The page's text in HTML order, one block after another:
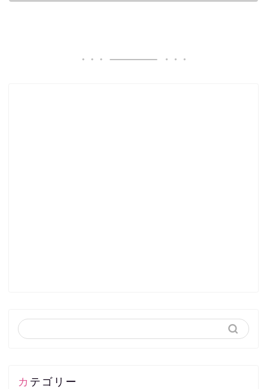
カテゴリー